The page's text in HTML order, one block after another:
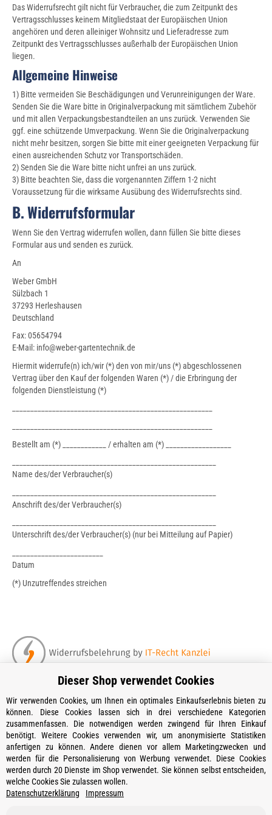
Das Widerrufsrecht gilt nicht für Verbraucher, die zum Zeitpunkt des
Vertragsschlusses keinem Mitgliedstaat der Europäischen Union
angehören und deren alleiniger Wohnsitz und Lieferadresse zum
Zeitpunkt des Vertragsschlusses außerhalb der Europäischen Union
liegen.
Allgemeine Hinweise
1) Bitte vermeiden Sie Beschädigungen und Verunreinigungen der Ware.
Senden Sie die Ware bitte in Originalverpackung mit sämtlichem Zubehör
und mit allen Verpackungsbestandteilen an uns zurück. Verwenden Sie
ggf. eine schützende Umverpackung. Wenn Sie die Originalverpackung
nicht mehr besitzen, sorgen Sie bitte mit einer geeigneten Verpackung für
einen ausreichenden Schutz vor Transportschäden.
2) Senden Sie die Ware bitte nicht unfrei an uns zurück.
3) Bitte beachten Sie, dass die vorgenannten Ziffern 1-2 nicht
Voraussetzung für die wirksame Ausübung des Widerrufsrechts sind.
B. Widerrufsformular
Wenn Sie den Vertrag widerrufen wollen, dann füllen Sie bitte dieses
Formular aus und senden es zurück.
An
Weber GmbH
Sülzbach 1
37293 Herleshausen
Deutschland
Fax: 05654794
E-Mail: info@weber-gartentechnik.de
Hiermit widerrufe(n) ich/wir (*) den von mir/uns (*) abgeschlossenen
Vertrag über den Kauf der folgenden Waren (*) / die Erbringung der
folgenden Dienstleistung (*)
_______________________________________________________
Bestellt am (*) ____________ / erhalten am (*) __________________
Name des/der Verbraucher(s)
Anschrift des/der Verbraucher(s)
________________________________________________________
Unterschrift des/der Verbraucher(s) (nur bei Mitteilung auf Papier)
Datum
(*) Unzutreffendes streichen
Stand: 07.08.2026, 07:29:48
Kontakt
Öffnungszeiten
Informationen
Ein Partner von
Dieser Shop verwendet Cookies
Wir verwenden Cookies, um Ihnen ein optimales Einkaufserlebnis bieten zu
können. Diese Cookies lassen sich in drei verschiedene Kategorien
zusammenfassen. Die notwendigen werden zwingend für Ihren Einkauf
benötigt. Weitere Cookies verwenden wir, um anonymisierte Statistiken
anfertigen zu können. Andere dienen vor allem Marketingzwecken und
werden für die Personalisierung von Werbung verwendet. Diese Cookies
werden durch 20 Dienste im Shop verwendet. Sie können selbst entscheiden,
welche Cookies Sie zulassen wollen.
Datenschutzerklärung Impressum